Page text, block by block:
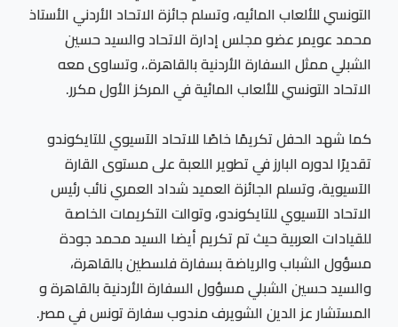
التونسي للألعاب المائيه، وتسلم جائزة الاتحاد الأردني الأستاذ
محمد عويمر عضو مجلس إدارة الاتحاد والسيد حسين
الشبلي ممثل السفارة الأردنية بالقاهرة.، وتساوى معه
الاتحاد التونسي للألعاب المائية في المركز الأول مكرر.
كما شهد الحفل تكريمًا خاصًا للاتحاد الآسيوي للتايكوندو
تقديرًا لدوره البارز في تطوير اللعبة على مستوى القارة
الآسيوية، وتسلم الجائزة العميد شداد العمري نائب رئيس
الاتحاد الآسيوي للتايكوندو، وتوالت التكريمات الخاصة
للقيادات العربية حيث تم تكريم أيضا السيد محمد جودة
مسؤول الشباب والرياضة بسفارة فلسطين بالقاهرة،
والسيد حسين الشبلي مسؤول السفارة الأردنية بالقاهرة و
المستشار عز الدين الشويرف مندوب سفارة تونس في مصر.